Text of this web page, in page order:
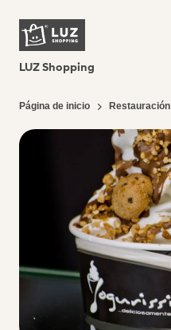
LUZ Shopping
Página de inicio Restauración